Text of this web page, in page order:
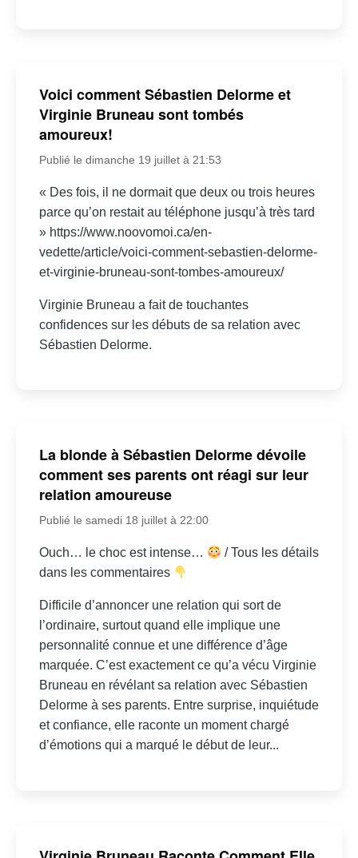
Voici comment Sébastien Delorme et
Virginie Bruneau sont tombés
amoureux!
Publié le dimanche 19 juillet à 21:53
« Des fois, il ne dormait que deux ou trois heures
parce qu’on restait au téléphone jusqu’à très tard
» https://www.noovomoi.ca/en-
vedette/article/voici-comment-sebastien-delorme-
et-virginie-bruneau-sont-tombes-amoureux/
Virginie Bruneau a fait de touchantes
confidences sur les débuts de sa relation avec
Sébastien Delorme.
La blonde à Sébastien Delorme dévoile
comment ses parents ont réagi sur leur
relation amoureuse
Publié le samedi 18 juillet à 22:00
Ouch… le choc est intense…
/ Tous les détails
dans les commentaires
Difficile d’annoncer une relation qui sort de
l’ordinaire, surtout quand elle implique une
personnalité connue et une différence d’âge
marquée. C’est exactement ce qu’a vécu Virginie
Bruneau en révélant sa relation avec Sébastien
Delorme à ses parents. Entre surprise, inquiétude
et confiance, elle raconte un moment chargé
d’émotions qui a marqué le début de leur...